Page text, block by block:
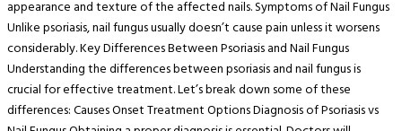
appearance and texture of the affected nails. Symptoms of Nail Fungus
Unlike psoriasis, nail fungus usually doesn’t cause pain unless it worsens
considerably. Key Differences Between Psoriasis and Nail Fungus
Understanding the differences between psoriasis and nail fungus is
crucial for effective treatment. Let’s break down some of these
differences: Causes Onset Treatment Options Diagnosis of Psoriasis vs